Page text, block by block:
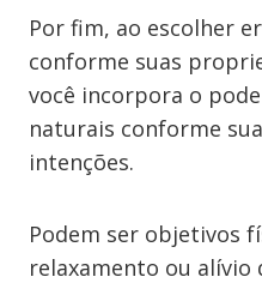
Por fim, ao escolher
conforme suas
você incorpora o
naturais conforme
intenções.
Podem ser objetivos
relaxamento ou alívio